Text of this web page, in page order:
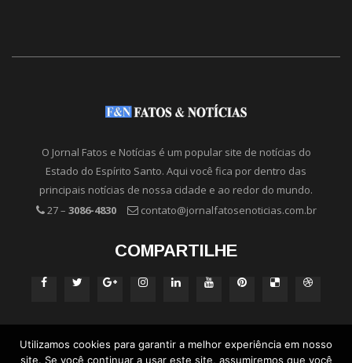
O Jornal Fatos e Notícias é um popular site de notícias do
Estado do Espírito Santo. Aqui você fica por dentro das
principais notícias de nossa cidade e ao redor do mundo.
27 – 3086-4830 contato@jornalfatosenoticias.com.br
COMPARTILHE
Utilizamos cookies para garantir a melhor experiência em nosso
site. Se você continuar a usar este site, assumiremos que você